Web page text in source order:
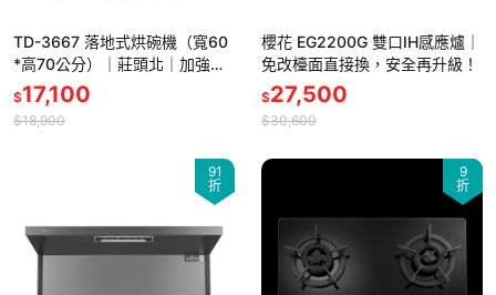
TD-3667 落地式烘碗機（寬60
*高70公分）｜莊頭北｜加強殺
菌 × 家庭必備－－－-含基本標
準安裝
$17,100
$18,900
櫻花 EG2200G 雙口IH感應爐｜
免改檯面直接換，安全再升級！
$27,500
$30,600
91
折
9
折